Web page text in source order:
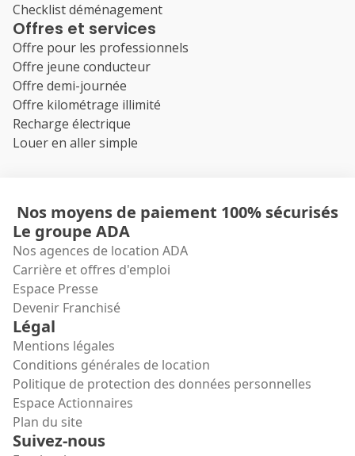
Checklist déménagement
Offres et services
Offre pour les professionnels
Offre jeune conducteur
Offre demi-journée
Offre kilométrage illimité
Recharge électrique
Louer en aller simple
Nos moyens de paiement 100% sécurisés
Le groupe ADA
Nos agences de location ADA
Carrière et offres d'emploi
Espace Presse
Devenir Franchisé
Légal
Mentions légales
Conditions générales de location
Politique de protection des données personnelles
Espace Actionnaires
Plan du site
Suivez-nous